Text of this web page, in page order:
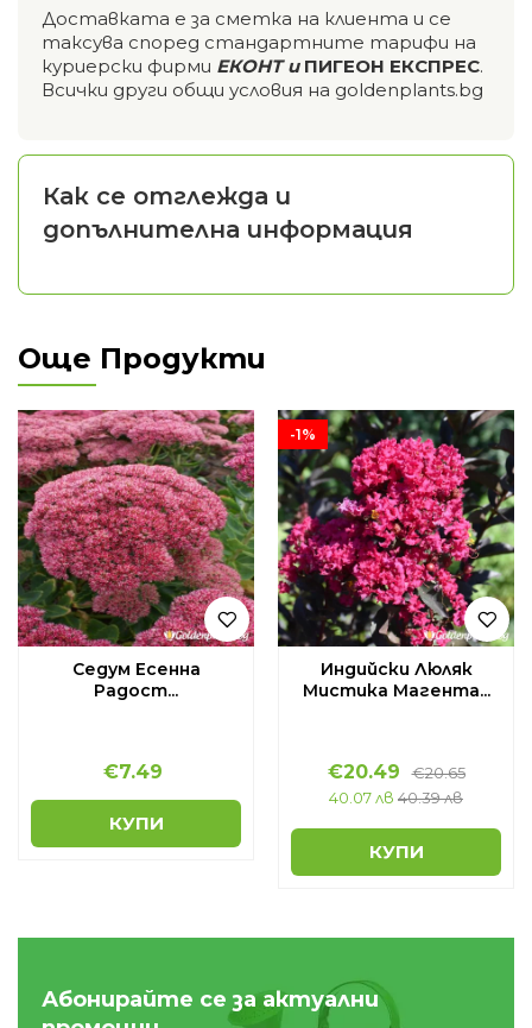
Доставката е за сметка на клиента и се
таксува според стандартните тарифи на
куриерски фирми ЕКОНТ и ПИГЕОН ЕКСПРЕС.
Всички други общи условия на goldenplants.bg
Как се отглежда и
допълнителна информация
Още Продукти
Седум Есенна
Радост...
€7.49
КУПИ
-1%
Индийски Люляк
Мистика Магента...
€20.49 €20.65
40.07 лв 40.39 лв
КУПИ
Абонирайте се за актуални